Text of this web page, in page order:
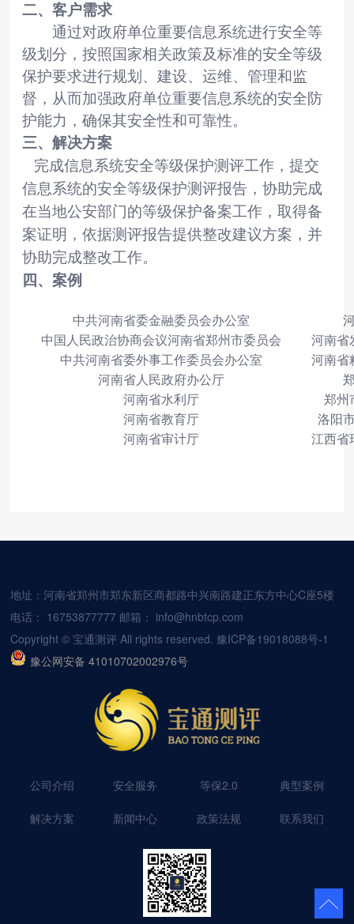
二、客户需求
通过对政府单位重要信息系统进行安全等
级划分，按照国家相关政策及标准的安全等级
保护要求进行规划、建设、运维、管理和监
督，从而加强政府单位重要信息系统的安全防
护能力，确保其安全性和可靠性。
三、解决方案
完成信息系统安全等级保护测评工作，提交
信息系统的安全等级保护测评报告，协助完成
在当地公安部门的等级保护备案工作，取得备
案证明，依据测评报告提供整改建议方案，并
协助完成整改工作。
四、案例
中共河南省委金融委员会办公室
中国人民政治协商会议河南省郑州市委员会
中共河南省委外事工作委员会办公室
河南省人民政府办公厅
河南省水利厅
河南省教育厅
河南省审计厅
河南省
河南省
郑州
洛阳
江西省
地址：河南省郑州市郑东新区商都路中兴南路建正东方中心C座5楼
电话： 16753877777 邮箱： info@hnbtcp.com
Copyright © 宝通测评 All rights reserved. 豫ICP备19018088号-1
豫公网安备 41010702002976号
公司介绍 安全服务 等保2.0 典型案例
解决方案 新闻中心 政策法规 联系我们